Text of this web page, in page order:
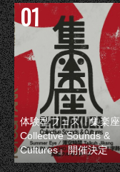
体験型フェス『集楽座
Collective Sounds &
Cultures』開催決定